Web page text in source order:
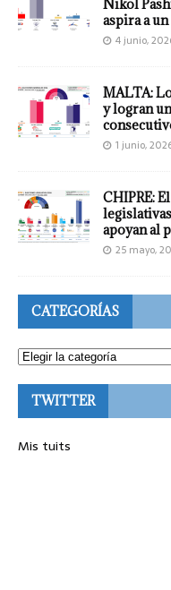
Nikol
aspira a
4 junio,
MALTA:
y logran
1 junio,
CHIPRE:
apoyan al
25 mayo,
CATEGORÍAS
TWITTER
Mis tuits